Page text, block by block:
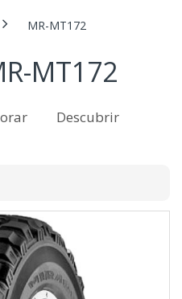
MR-MT172
MT172
Descubrir